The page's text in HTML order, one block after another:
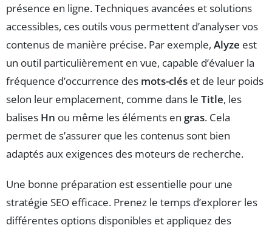
présence en ligne. Techniques avancées et solutions
accessibles, ces outils vous permettent d’analyser vos
contenus de manière précise. Par exemple, Alyze est
un outil particulièrement en vue, capable d’évaluer la
fréquence d’occurrence des mots-clés et de leur poids
selon leur emplacement, comme dans le Title, les
balises Hn ou même les éléments en gras. Cela
permet de s’assurer que les contenus sont bien
adaptés aux exigences des moteurs de recherche.
Une bonne préparation est essentielle pour une
stratégie SEO efficace. Prenez le temps d’explorer les
différentes options disponibles et appliquez des